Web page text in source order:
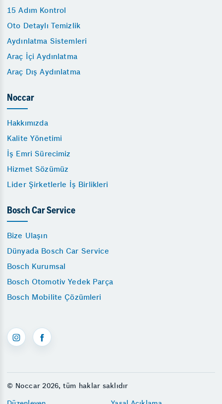
15 Adım Kontrol
Oto Detaylı Temizlik
Aydınlatma Sistemleri
Araç İçi Aydınlatma
Araç Dış Aydınlatma
Noccar
Hakkımızda
Kalite Yönetimi
İş Emri Sürecimiz
Hizmet Sözümüz
Lider Şirketlerle İş Birlikleri
Bosch Car Service
Bize Ulaşın
Dünyada Bosch Car Service
Bosch Kurumsal
Bosch Otomotiv Yedek Parça
Bosch Mobilite Çözümleri
© Noccar 2026, tüm haklar saklıdır